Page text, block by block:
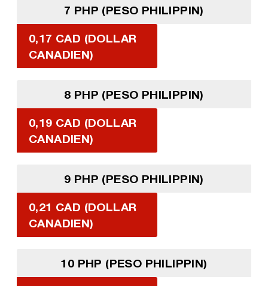
7 PHP (PESO PHILIPPIN)
0,17 CAD (DOLLAR
CANADIEN)
8 PHP (PESO PHILIPPIN)
0,19 CAD (DOLLAR
CANADIEN)
9 PHP (PESO PHILIPPIN)
0,21 CAD (DOLLAR
CANADIEN)
10 PHP (PESO PHILIPPIN)